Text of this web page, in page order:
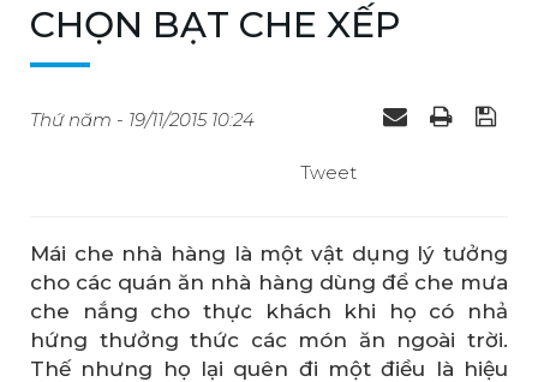
CHỌN BẠT CHE XẾP
Thứ năm - 19/11/2015 10:24
Tweet
Mái che nhà hàng là một vật dụng lý tưởng
cho các quán ăn nhà hàng dùng để che mưa
che nắng cho thực khách khi họ có nhả
hứng thưởng thức các món ăn ngoài trời.
Thế nhưng họ lại quên đi một điều là hiệu